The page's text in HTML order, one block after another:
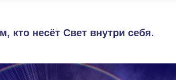
кто несёт Свет внутри себя.